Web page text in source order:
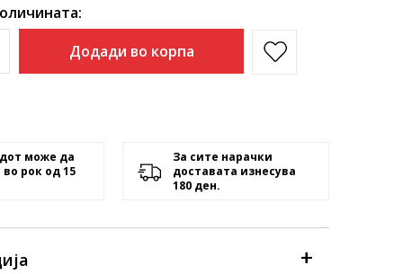
Додади во корпа
може да
во рок од 15
За сите нарачки
доставата изнесува
180 ден.